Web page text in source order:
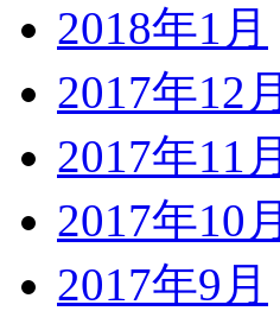
2018年1月
2017年12月
2017年11月
2017年10月
2017年9月